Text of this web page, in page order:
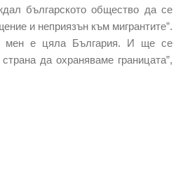
българското общество да се
и неприязън към мигрантите”.
е цяла България. И ще се
да охраняваме границата”,